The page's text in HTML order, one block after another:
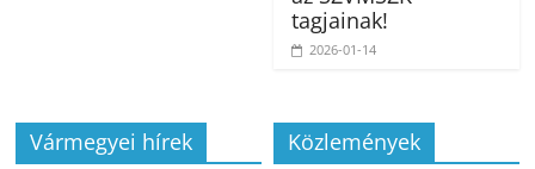
tagjainak!
2026-01-14
Vármegyei hírek Közlemények